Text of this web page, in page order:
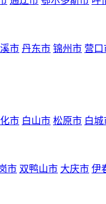
市 丹东市 锦州市 营口
市 白山市 松原市 白城
市 双鸭山市 大庆市 伊